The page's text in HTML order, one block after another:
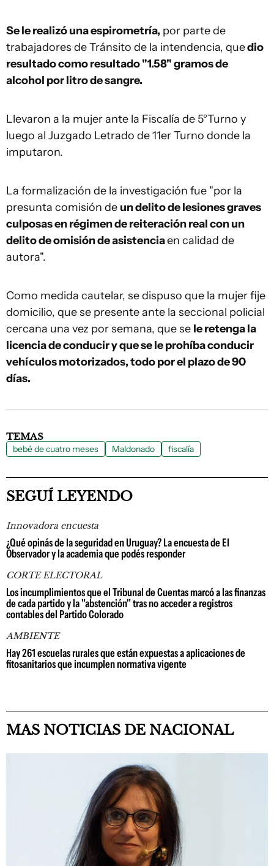
Se le realizó una espirometría, por parte de
trabajadores de Tránsito de la intendencia, quedio
resultado como resultado "1.58" gramos de
alcohol por litro de sangre.
Llevaron a la mujer ante la Fiscalía de 5°Turno y
luego al Juzgado Letrado de 11er Turno donde la
imputaron.
La formalización de la investigación fue "por la
presunta comisión de un delito de lesiones graves
culposas en régimen de reiteración real con un
delito de omisión de asistenciaen calidad de
autora".
Como medida cautelar, se dispuso que la mujer fije
domicilio, que se presente ante la seccional policial
cercana una vez por semana, que se le retenga la
licencia de conducir y que se le prohíba conducir
vehículos motorizados, todo por el plazo de 90
días.
TEMAS
bebé de cuatro meses Maldonado fiscalía
SEGUÍ LEYENDO
Innovadora encuesta
¿Qué opinás de la seguridad en Uruguay? La encuesta de El
Observador y la academia que podés responder
CORTE ELECTORAL
Los incumplimientos que el Tribunal de Cuentas marcó a las finanzas
de cada partido y la "abstención" tras no acceder a registros
contables del Partido Colorado
AMBIENTE
Hay 261 escuelas rurales que están expuestas a aplicaciones de
fitosanitarios que incumplen normativa vigente
MAS NOTICIAS DE NACIONAL